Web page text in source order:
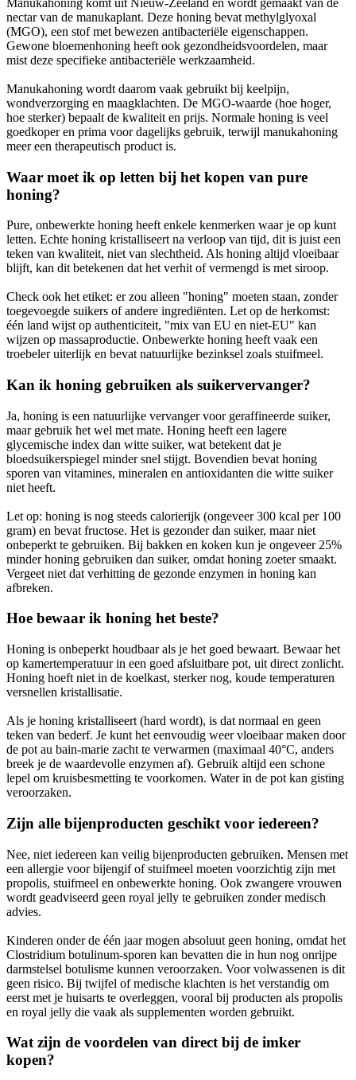
nectar van de manukaplant. Deze honing bevat methylglyoxal
(MGO), een stof met bewezen antibacteriële eigenschappen.
Gewone bloemenhoning heeft ook gezondheidsvoordelen, maar
mist deze specifieke antibacteriële werkzaamheid.
Manukahoning wordt daarom vaak gebruikt bij keelpijn,
wondverzorging en maagklachten. De MGO-waarde (hoe hoger,
hoe sterker) bepaalt de kwaliteit en prijs. Normale honing is veel
goedkoper en prima voor dagelijks gebruik, terwijl manukahoning
meer een therapeutisch product is.
Waar moet ik op letten bij het kopen van pure
honing?
Pure, onbewerkte honing heeft enkele kenmerken waar je op kunt
letten. Echte honing kristalliseert na verloop van tijd, dit is juist een
teken van kwaliteit, niet van slechtheid. Als honing altijd vloeibaar
blijft, kan dit betekenen dat het verhit of vermengd is met siroop.
Check ook het etiket: er zou alleen "honing" moeten staan, zonder
toegevoegde suikers of andere ingrediënten. Let op de herkomst:
één land wijst op authenticiteit, "mix van EU en niet-EU" kan
wijzen op massaproductie. Onbewerkte honing heeft vaak een
troebeler uiterlijk en bevat natuurlijke bezinksel zoals stuifmeel.
Kan ik honing gebruiken als suikervervanger?
Ja, honing is een natuurlijke vervanger voor geraffineerde suiker,
maar gebruik het wel met mate. Honing heeft een lagere
glycemische index dan witte suiker, wat betekent dat je
bloedsuikerspiegel minder snel stijgt. Bovendien bevat honing
sporen van vitamines, mineralen en antioxidanten die witte suiker
niet heeft.
Let op: honing is nog steeds calorierijk (ongeveer 300 kcal per 100
gram) en bevat fructose. Het is gezonder dan suiker, maar niet
onbeperkt te gebruiken. Bij bakken en koken kun je ongeveer 25%
minder honing gebruiken dan suiker, omdat honing zoeter smaakt.
Vergeet niet dat verhitting de gezonde enzymen in honing kan
afbreken.
Hoe bewaar ik honing het beste?
Honing is onbeperkt houdbaar als je het goed bewaart. Bewaar het
op kamertemperatuur in een goed afsluitbare pot, uit direct zonlicht.
Honing hoeft niet in de koelkast, sterker nog, koude temperaturen
versnellen kristallisatie.
Als je honing kristalliseert (hard wordt), is dat normaal en geen
teken van bederf. Je kunt het eenvoudig weer vloeibaar maken door
de pot au bain-marie zacht te verwarmen (maximaal 40°C, anders
breek je de waardevolle enzymen af). Gebruik altijd een schone
lepel om kruisbesmetting te voorkomen. Water in de pot kan gisting
veroorzaken.
Zijn alle bijenproducten geschikt voor iedereen?
Nee, niet iedereen kan veilig bijenproducten gebruiken. Mensen met
een allergie voor bijengif of stuifmeel moeten voorzichtig zijn met
propolis, stuifmeel en onbewerkte honing. Ook zwangere vrouwen
wordt geadviseerd geen royal jelly te gebruiken zonder medisch
advies.
Kinderen onder de één jaar mogen absoluut geen honing, omdat het
Clostridium botulinum-sporen kan bevatten die in hun nog onrijpe
darmstelsel botulisme kunnen veroorzaken. Voor volwassenen is dit
geen risico. Bij twijfel of medische klachten is het verstandig om
eerst met je huisarts te overleggen, vooral bij producten als propolis
en royal jelly die vaak als supplementen worden gebruikt.
Wat zijn de voordelen van direct bij de imker
kopen?